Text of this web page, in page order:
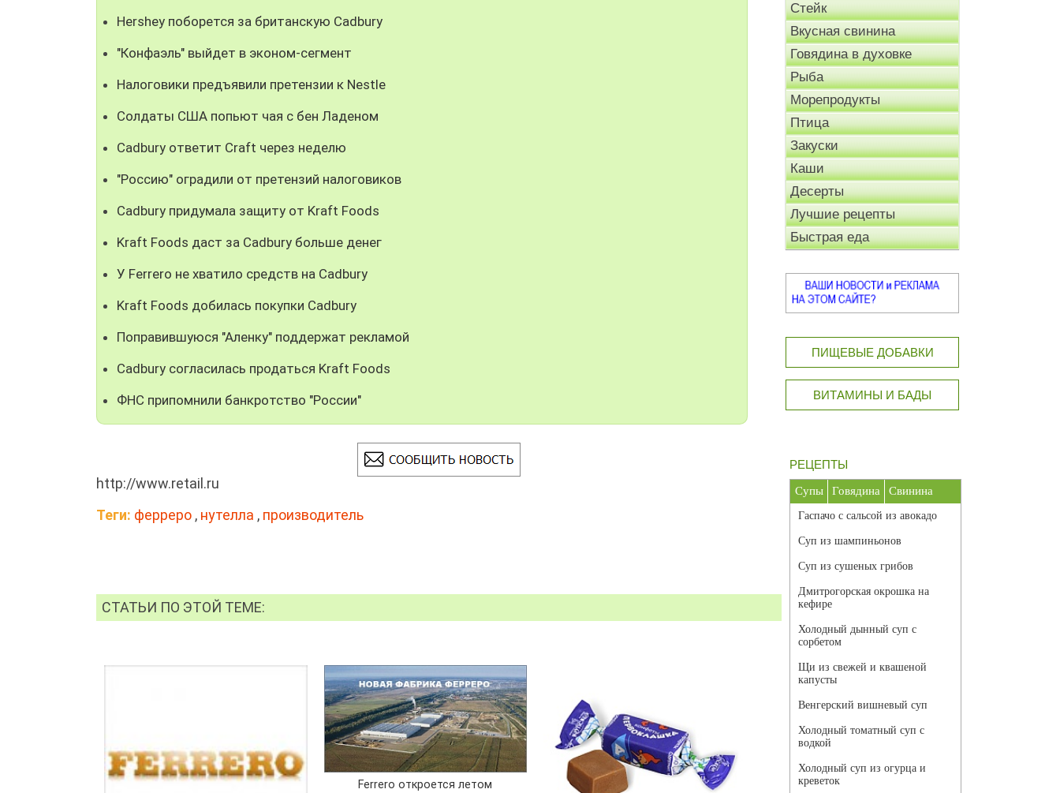
Hershey поборется за британскую Cadbury
"Конфаэль" выйдет в эконом-сегмент
Налоговики предъявили претензии к Nestle
Солдаты США попьют чая с бен Ладеном
Cadbury ответит Craft через неделю
"Россию" оградили от претензий налоговиков
Cadbury придумала защиту от Kraft Foods
Kraft Foods даст за Cadbury больше денег
У Ferrero не хватило средств на Cadbury
Kraft Foods добилась покупки Cadbury
Поправившуюся "Аленку" поддержат рекламой
Cadbury согласилась продаться Kraft Foods
ФНС припомнили банкротство "России"
http://www.retail.ru
Теги: ферреро , нутелла , производитель
СТАТЬИ ПО ЭТОЙ ТЕМЕ:
Ferrero откроется летом
Стейк
Вкусная свинина
Говядина в духовке
Рыба
Морепродукты
Птица
Закуски
Каши
Десерты
Лучшие рецепты
Быстрая еда
ПИЩЕВЫЕ ДОБАВКИ
ВИТАМИНЫ И БАДЫ
РЕЦЕПТЫ
Супы Говядина Свинина
Гаспачо с сальсой из авокадо
Суп из шампиньонов
Суп из сушеных грибов
Дмитрогорская окрошка на
кефире
Холодный дынный суп с
сорбетом
Щи из свежей и квашеной
капусты
Венгерский вишневый суп
Холодный томатный суп с
водкой
Холодный суп из огурца и
креветок